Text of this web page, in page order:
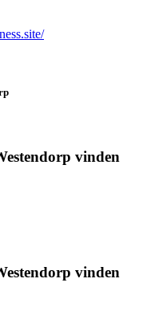
vinden
vinden